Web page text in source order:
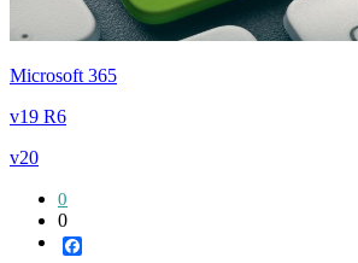
Microsoft 365
v19 R6
v20
0
0